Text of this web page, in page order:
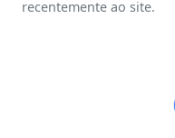
recentemente ao site.